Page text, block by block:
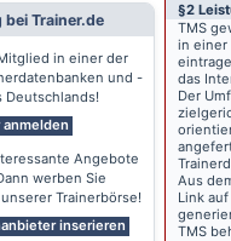
Trainer.de
in einer der
und -
Deutschlands!
anmelden
Angebote
werben Sie
Trainerbörse!
inserieren
§2
TMS
in einer
das
Der
Aus
Link
TMS